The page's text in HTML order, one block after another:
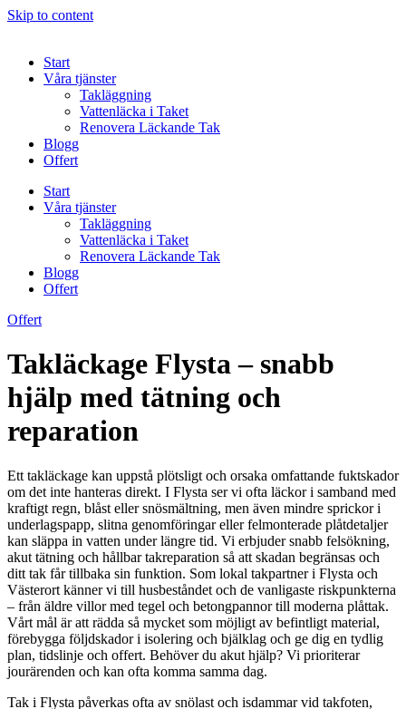
Skip to content
Start
Våra tjänster
Takläggning
Vattenläcka i Taket
Renovera Läckande Tak
Blogg
Offert
Start
Våra tjänster
Takläggning
Vattenläcka i Taket
Renovera Läckande Tak
Blogg
Offert
Offert
Takläckage Flysta – snabb
hjälp med tätning och
reparation
Ett takläckage kan uppstå plötsligt och orsaka omfattande fuktskador
om det inte hanteras direkt. I Flysta ser vi ofta läckor i samband med
kraftigt regn, blåst eller snösmältning, men även mindre sprickor i
underlagspapp, slitna genomföringar eller felmonterade plåtdetaljer
kan släppa in vatten under längre tid. Vi erbjuder snabb felsökning,
akut tätning och hållbar takreparation så att skadan begränsas och
ditt tak får tillbaka sin funktion. Som lokal takpartner i Flysta och
Västerort känner vi till husbeståndet och de vanligaste riskpunkterna
– från äldre villor med tegel och betongpannor till moderna plåttak.
Vårt mål är att rädda så mycket som möjligt av befintligt material,
förebygga följdskador i isolering och bjälklag och ge dig en tydlig
plan, tidslinje och offert. Behöver du akut hjälp? Vi prioriterar
jourärenden och kan ofta komma samma dag.
Tak i Flysta påverkas ofta av snölast och isdammar vid takfoten,